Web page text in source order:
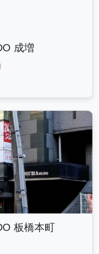
成増
板橋本町